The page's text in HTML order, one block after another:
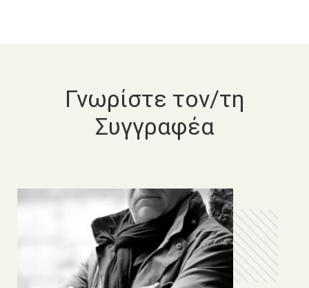
Γνωρίστε τον/τη
Συγγραφέα